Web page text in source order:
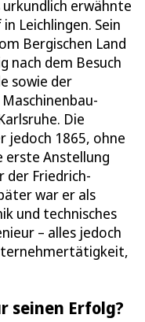
erwähnte
Leichlingen. Sein
Bergischen Land
nach dem Besuch
sowie der
Die
jedoch 1865, ohne
erste Anstellung
der Friedrich-
war er als
und technisches
– alles jedoch
seinen Erfolg?